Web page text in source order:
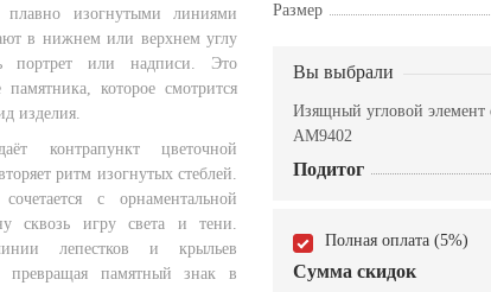
изогнутыми линиями
в нижнем или верхнем углу
портрет или надписи. Это
памятника, которое смотрится
изделия.
контрапункт цветочной
ритм изогнутых стеблей.
с орнаментальной
сквозь игру света и тени.
лепестков и крыльев
превращая памятный знак в
Размер
Вы выбрали
Изящный угловой
AM9402
Подитог
Полная оплата (5%)
Сумма скидок